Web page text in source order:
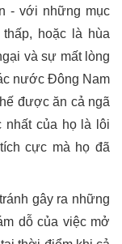
- với những mục
hoặc là hùa
và sự mất lòng
nước Đông Nam
được ăn cả ngã
nhất của họ là lôi
cực mà họ đã
gây ra những
dỗ của việc mở